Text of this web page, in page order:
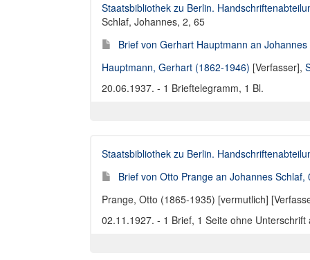
Staatsbibliothek zu Berlin.
Schlaf, Johannes, 2, 65
Brief von Gerhart Hauptmann an
Hauptmann, Gerhart (1862-1946) [Verfasser],
20.06.1937. - 1 Brieftelegramm, 1 Bl.
Staatsbibliothek zu Berlin.
Brief von Otto Prange an Johannes Schlaf,
Prange, Otto (1865-1935) [vermutlich]
02.11.1927. - 1 Brief, 1 Seite ohne